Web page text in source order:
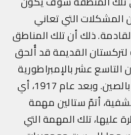
التي تعاني
ذلك أن تلك المناطق
القديمة قد أُلحق
عشر بالإمبراطورية
الروسية وقسم آخر بالصين. وبعد عام 1917، أي
أتمّ ستالين مهمة
تلك المهمة التي